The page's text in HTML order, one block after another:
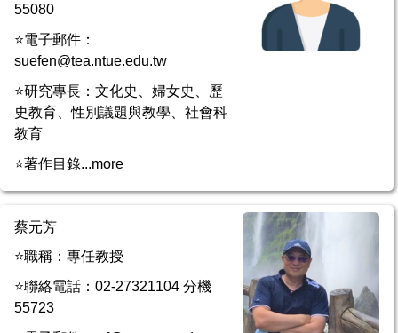
55080
⭐電子郵件：
suefen@tea.ntue.edu.tw
⭐研究專長：文化史、婦女史、歷
史教育、性別議題與教學、社會科
教育
⭐著作目錄...more
蔡元芳
⭐職稱：專任教授
⭐聯絡電話：02-27321104 分機
55723